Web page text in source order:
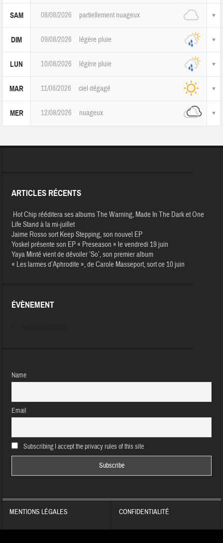
SAM 08/08/2026 partiellement nuageux
DIM 09/08/2026 légère pluie
LUN 10/08/2026 légère pluie
MAR 11/08/2026 ciel dégagé
MER 12/08/2026 nuageux
ARTICLES RÉCENTS
Hot Chip rééditera ses albums The Warning, Made In The Dark et One
Life Stand à la mi-juillet
Jaime Rosso sort Keep Stepping, son nouvel EP
Yoskel présente son EP « Preseason » le vendredi 19 juin
Yaya Minté vient de dévoiler ‘So’, son premier album
« Les larmes d’Aphrodite », de Carole Masseport, sort ce 10 juin
ÉVÈNEMENT
Name
Email
Subscribing I accept the privacy rules of this site
MENTIONS LÉGALES CONFIDENTIALITÉ